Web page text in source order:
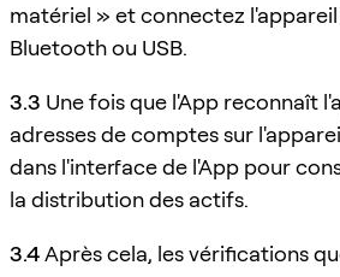
matériel » et connectez l'appareil
Bluetooth ou USB.
3.3 Une fois que l'App reconnaît
adresses de comptes sur
dans l'interface de l'App pour
la distribution des actifs.
3.4Après cela, les vérifications